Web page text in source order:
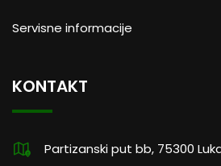
Servisne informacije
KONTAKT
Partizanski put bb, 75300